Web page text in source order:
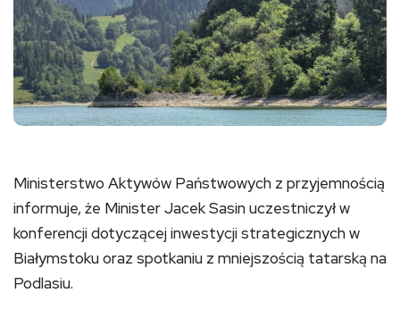
Ministerstwo Aktywów Państwowych z przyjemnością
informuje, że Minister Jacek Sasin uczestniczył w
konferencji dotyczącej inwestycji strategicznych w
Białymstoku oraz spotkaniu z mniejszością tatarską na
Podlasiu.